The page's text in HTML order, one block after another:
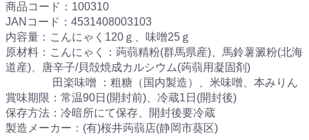
商品コード：100310
JANコード：4531408003103
内容量：こんにゃく120ｇ、味噌25ｇ
原材料：こんにゃく：蒟蒻精粉(群馬県産)、馬鈴薯澱粉(北海
道産)、唐辛子/貝殻焼成カルシウム(蒟蒻用凝固剤)
田楽味噌 ：粗糖（国内製造）、米味噌、本みりん
賞味期限：常温90日(開封前)、冷蔵1日(開封後)
保存方法：冷暗所にて保存、開封後要冷蔵
製造メーカー：(有)桜井蒟蒻店(静岡市葵区)